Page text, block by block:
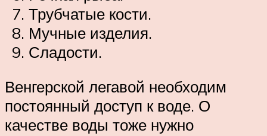
Трубчатые кости.
Мучные изделия.
Сладости.
Венгерской легавой необходим
постоянный доступ к воде. О
качестве воды тоже нужно